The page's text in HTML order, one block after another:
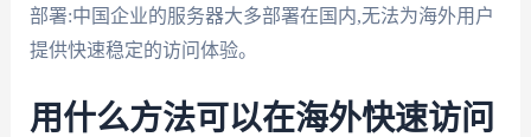
部署:中国企业的服务器大多部署在国内,无法为海外用户
提供快速稳定的访问体验。
用什么方法可以在海外快速访问